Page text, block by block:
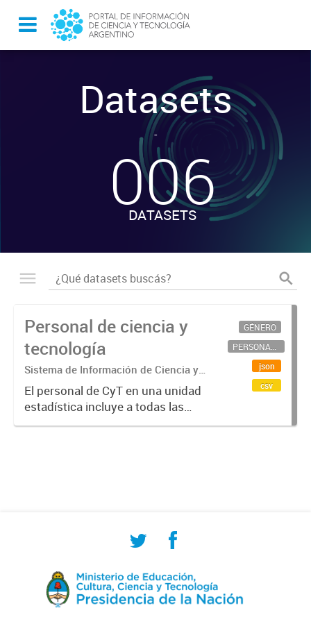
Datasets
-
006
DATASETS
Personal de ciencia y
tecnología
Sistema de Información de Ciencia y
Tecnología Argentino (SICYTAR)
El personal de CyT en una unidad
estadística incluye a todas las
personas involucradas
GÉNERO
PERSONAL CIENTÍFICO-TECNOLÓGICO
json
csv